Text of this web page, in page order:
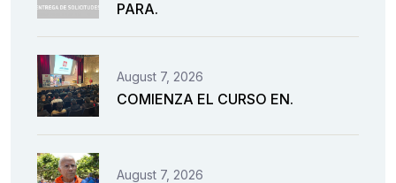
PARA.
August 7, 2026
COMIENZA EL CURSO EN.
August 7, 2026